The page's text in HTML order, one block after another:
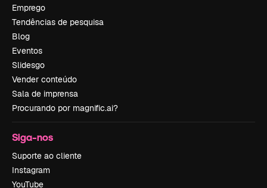
Emprego
Tendências de pesquisa
Blog
Eventos
Slidesgo
Vender conteúdo
Sala de imprensa
Procurando por magnific.ai?
Siga-nos
Suporte ao cliente
Instagram
YouTube